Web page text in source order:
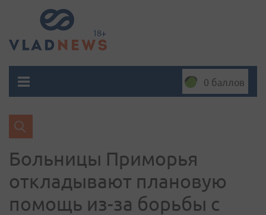
0 баллов
Больницы Приморья
откладывают плановую
помощь из-за борьбы с